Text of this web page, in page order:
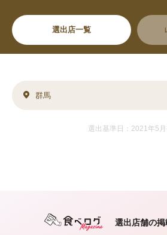
選出店一覧
群馬
選出基準日：2021年5
選出店舗の